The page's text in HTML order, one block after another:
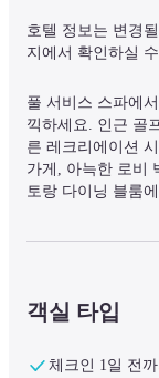
호텔 정보는 변경
지에서 확인하실
풀 서비스 스파에
끽하세요. 인근 골
른 레크리에이션
가게, 아늑한 로비
토랑 다이닝 블룸
는 전용 욕실, 무료
로비에 무료 신문,
골프 코스와 묘기
객실 타입
체크인 1일 전